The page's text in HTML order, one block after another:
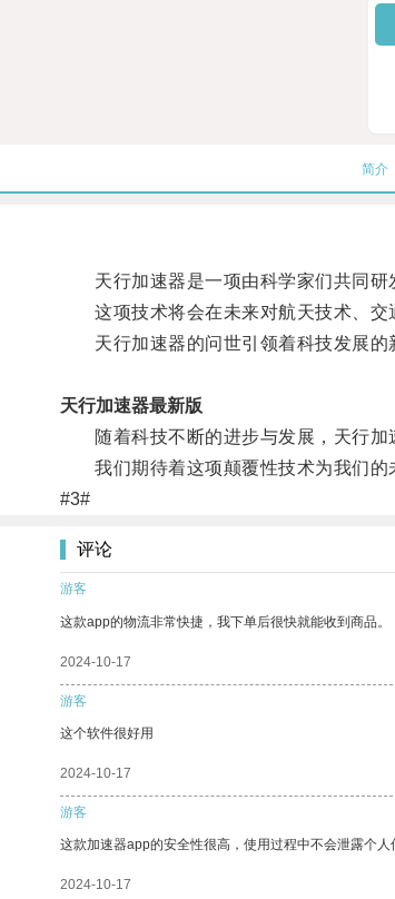
简介
天行加速器是一项由科学家们共同研
这项技术将会在未来对航天技术、交
天行加速器的问世引领着科技发展的
天行加速器最新版
随着科技不断的进步与发展，天行加
我们期待着这项颠覆性技术为我们的
#3#
评论
游客
这款app的物流非常快捷，我下单后很快就能收到商品。
2024-10-17
游客
这个软件很好用
2024-10-17
游客
这款加速器app的安全性很高，使用过程中不会泄露个人
2024-10-17